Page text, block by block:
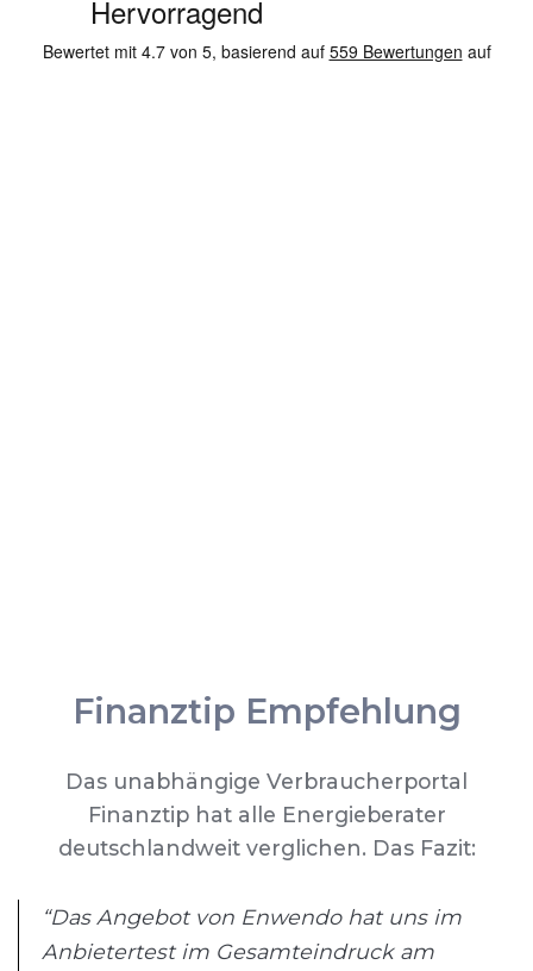
Finanztip Empfehlung
Das unabhängige Verbraucherportal
Finanztip hat alle Energieberater
deutschlandweit verglichen. Das Fazit:
“Das Angebot von Enwendo hat uns im
Anbietertest im Gesamteindruck am